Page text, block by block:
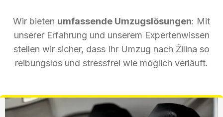
Wir bieten umfassende Umzugslösungen: Mit
unserer Erfahrung und unserem Expertenwissen
stellen wir sicher, dass Ihr Umzug nach Žilina so
reibungslos und stressfrei wie möglich verläuft.